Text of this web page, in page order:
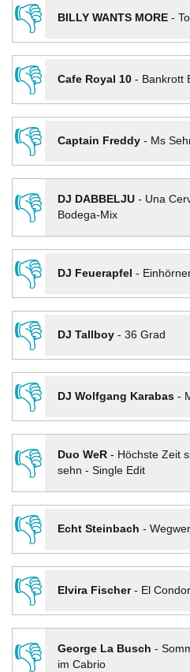
👎
BILLY WANTS MORE-
👎
Cafe Royal 10- Bankrott
👎
Captain Freddy- Ms
👎
DJ DABBELJU- Una
Bodega-Mix
👎
DJ Feuerapfel -
👎
DJ Tallboy- 36 Grad
👎
DJ Wolfgang Karabas-
👎
Duo WeR- Höchste Zeit
sehn - Single Edit
👎
Echt Steinbach -
👎
Elvira Fischer- El
👎
George La Busch -
im Cabrio